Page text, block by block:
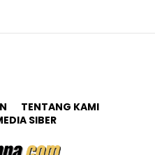
TENTANG KAMI
SIBER